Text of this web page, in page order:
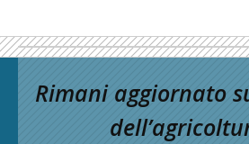
Rimani aggiornato